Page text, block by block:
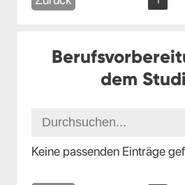
dem
Keine passenden Einträge